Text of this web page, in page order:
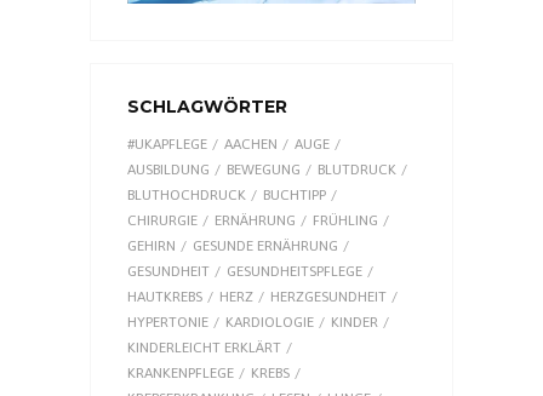
SCHLAGWÖRTER
#UKAPFLEGE AACHEN
AUGE
AUSBILDUNG
BEWEGUNG
BLUTDRUCK
BLUTHOCHDRUCK
BUCHTIPP
CHIRURGIE
ERNÄHRUNG
FRÜHLING
GEHIRN
GESUNDE ERNÄHRUNG
GESUNDHEIT
GESUNDHEITSPFLEGE
HAUTKREBS
HERZ
HERZGESUNDHEIT
HYPERTONIE
KARDIOLOGIE
KINDER
KINDERLEICHT ERKLÄRT
KRANKENPFLEGE
KREBS